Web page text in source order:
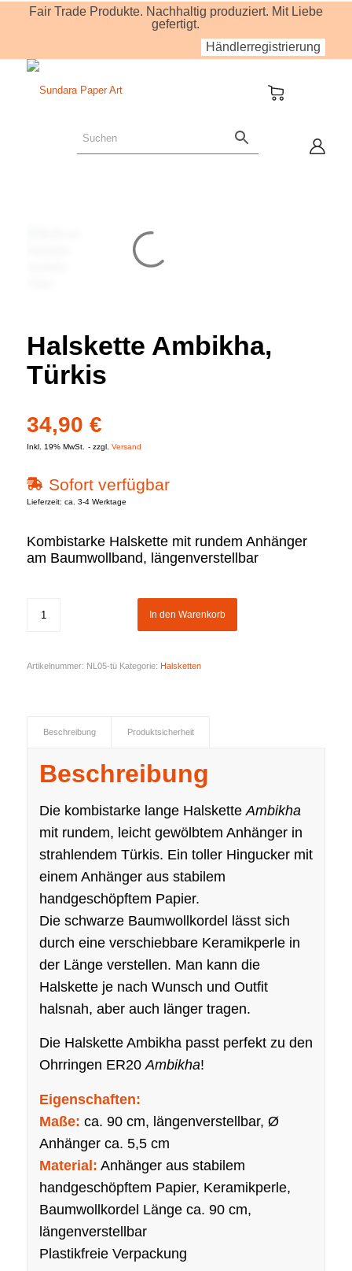
Fair Trade Produkte. Nachhaltig produziert. Mit Liebe
gefertigt.
Händlerregistrierung
Halskette Ambikha,
Türkis
34,90 €
Inkl. 19% MwSt. zzgl. Versand
Sofort verfügbar
Lieferzeit: ca. 3-4 Werktage
Kombistarke Halskette mit rundem Anhänger
am Baumwollband, längenverstellbar
In den Warenkorb
Artikelnummer: NL05-tü Kategorie: Halsketten
Beschreibung Produktsicherheit
Beschreibung
Die kombistarke lange HalsketteAmbikha
mit rundem, leicht gewölbtem Anhänger in
strahlendem Türkis. Ein toller Hingucker mit
einem Anhänger aus stabilem
handgeschöpftem Papier.
Die schwarze Baumwollkordel lässt sich
durch eine verschiebbare Keramikperle in
der Länge verstellen. Man kann die
Halskette je nach Wunsch und Outfit
halsnah, aber auch länger tragen.
Die Halskette Ambikha passt perfekt zu den
Ohrringen ER20Ambikha!
Eigenschaften:
Maße: ca. 90 cm, längenverstellbar, Ø
Anhänger ca. 5,5 cm
Material: Anhänger aus stabilem
handgeschöpftem Papier, Keramikperle,
Baumwollkordel Länge ca. 90 cm,
längenverstellbar
Plastikfreie Verpackung